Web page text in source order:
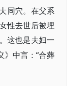
同穴。在父系
性去世后被埋
这也是夫妇一
》中言：“合葬